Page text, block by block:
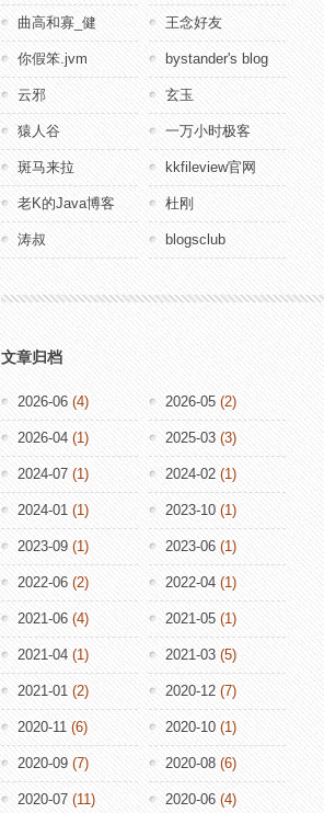
曲高和寡_健 王念好友
你假笨.jvm bystander's blog
云邪 玄玉
猿人谷 一万小时极客
斑马来拉 kkfileview官网
老K的Java博客 杜刚
涛叔 blogsclub
文章归档
2026-06 (4) 2026-05 (2)
2026-04 (1) 2025-03 (3)
2024-07 (1) 2024-02 (1)
2024-01 (1) 2023-10 (1)
2023-09 (1) 2023-06 (1)
2022-06 (2) 2022-04 (1)
2021-06 (4) 2021-05 (1)
2021-04 (1) 2021-03 (5)
2021-01 (2) 2020-12 (7)
2020-11 (6) 2020-10 (1)
2020-09 (7) 2020-08 (6)
2020-07 (11) 2020-06 (4)